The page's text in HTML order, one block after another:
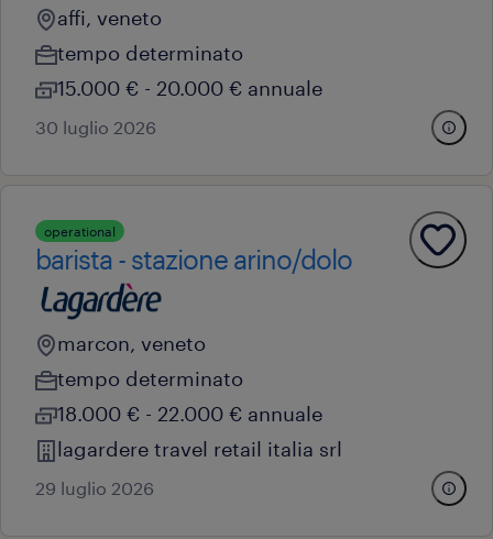
affi, veneto
tempo determinato
15.000 € - 20.000 € annuale
30 luglio 2026
operational
barista - stazione arino/dolo
marcon, veneto
tempo determinato
18.000 € - 22.000 € annuale
lagardere travel retail italia srl
29 luglio 2026